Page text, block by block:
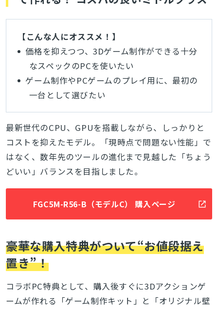
【こんな人にオススメ！】
価格を抑えつつ、3Dゲーム制作ができる十分
なスペックのPCを使いたい
ゲーム制作やPCゲームのプレイ用に、最初の
一台として選びたい
最新世代のCPU、GPUを搭載しながら、しっかりと
コストを抑えたモデル。「現時点で問題ない性能」で
はなく、数年先のツールの進化まで見越した「ちょう
どいい」バランスを目指しました。
FGC5M-R56-B（モデルC） 購入ページ
豪華な購入特典がついて“お値段据え
置き”！
コラボPC特典として、購入後すぐに3Dアクションゲ
ームが作れる「ゲーム制作キット」と「オリジナル壁